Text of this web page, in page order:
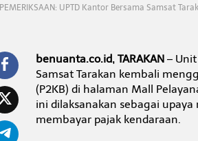
e
a
a
n
P
a
PEMERIKSAAN: UPTD Kantor Bersama Samsat
benuanta.co.id, TARAKAN– Unit
Samsat Tarakan kembali
(P2KB) di halaman Mall
ini dilaksanakan sebagai
membayar pajak kendaraan.